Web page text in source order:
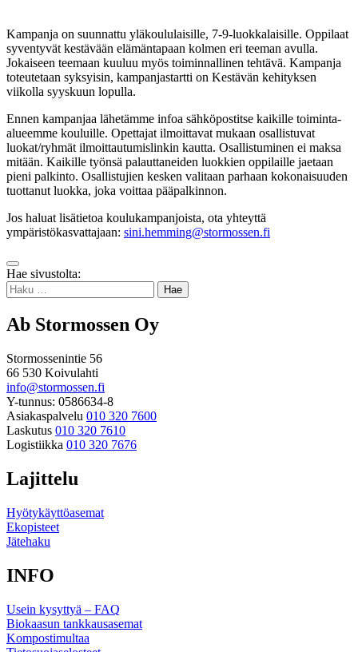
Kampanja on suunnattu yläkoululaisille, 7-9-luokkalaisille. Oppilaat
syventyvät kestävään elämäntapaan kolmen eri teeman avulla.
Jokaiseen teemaan kuuluu myös toiminnallinen tehtävä. Kampanja
toteutetaan syksyisin, kampanjastartti on Kestävän kehityksen
viikolla syyskuun lopulla.
Ennen kampanjaa lähetämme infoa sähköpostitse kaikille toiminta-
alueemme kouluille. Opettajat ilmoittavat mukaan osallistuvat
luokat/ryhmät ilmoittautumislinkin kautta. Osallistuminen ei maksa
mitään. Kaikille työnsä palauttaneiden luokkien oppilaille jaetaan
pieni palkinto. Osallistujien kesken valitaan parhaan kokonaisuuden
tuottanut luokka, joka voittaa pääpalkinnon.
Jos haluat lisätietoa koulukampanjoista, ota yhteyttä
ympäristökasvattajaan: sini.hemming@stormossen.fi
Takaisin
ylös
Hae sivustolta:
Haku:
Ab Stormossen Oy
Stormossenintie 56
66 530 Koivulahti
info@stormossen.fi
Y-tunnus: 0586634-8
Asiakaspalvelu 010 320 7600
Laskutus 010 320 7610
Logistiikka 010 320 7676
Lajittelu
Hyötykäyttöasemat
Ekopisteet
Jätehaku
INFO
Usein kysyttyä – FAQ
Biokaasun tankkausasemat
Kompostimultaa